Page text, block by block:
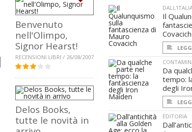
Benvenuto
nell'Olimpo,
Signor Hearst!
RECENSIONI LIBRI / 26/08/2007
Delos Books,
tutte le novità in
Il
Covacich
Da
tempo:
degli
EDITORIA